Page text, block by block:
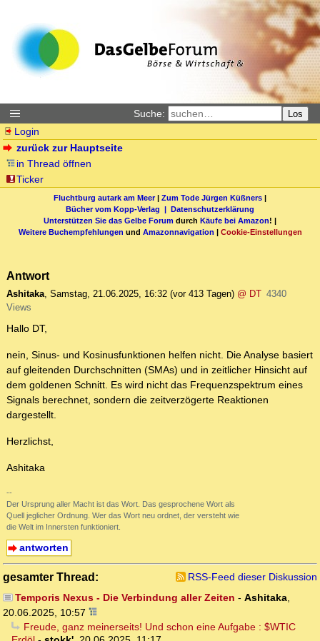
Suche: Los
Login
zurück zur Hauptseite
in Thread öffnen
Ticker
Fluchtburg autark am Meer| Zum Tode Jürgen Küßners |
Bücher vom Kopp-Verlag | Datenschutzerklärung
Unterstützen Sie das Gelbe Forum durch Käufe bei Amazon! |
Weitere Buchempfehlungen und Amazonnavigation | Cookie-Einstellungen
Antwort
Ashitaka, Samstag, 21.06.2025, 16:32 (vor 413 Tagen) @ DT 4340
Views
Hallo DT,
nein, Sinus- und Kosinusfunktionen helfen nicht. Die Analyse basiert
auf gleitenden Durchschnitten (SMAs) und in zeitlicher Hinsicht auf
dem goldenen Schnitt. Es wird nicht das Frequenzspektrum eines
Signals berechnet, sondern die zeitverzögerte Reaktionen
dargestellt.
Herzlichst,
Ashitaka
--
Der Ursprung aller Macht ist das Wort. Das gesprochene Wort als
Quell jeglicher Ordnung. Wer das Wort neu ordnet, der versteht wie
die Welt im Innersten funktioniert.
antworten
gesamter Thread:
RSS-Feed dieser Diskussion
Temporis Nexus - Die Verbindung aller Zeiten - Ashitaka,
20.06.2025, 10:57
Freude, ganz meinerseits! Und schon eine Aufgabe : $WTIC